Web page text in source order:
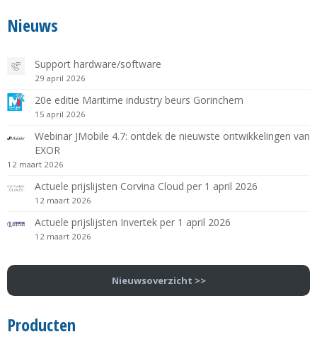
Nieuws
Support hardware/software
29 april 2026
20e editie Maritime industry beurs Gorinchem
15 april 2026
Webinar JMobile 4.7: ontdek de nieuwste ontwikkelingen van
EXOR
12 maart 2026
Actuele prijslijsten Corvina Cloud per 1 april 2026
12 maart 2026
Actuele prijslijsten Invertek per 1 april 2026
12 maart 2026
Nieuwsoverzicht >>
Producten